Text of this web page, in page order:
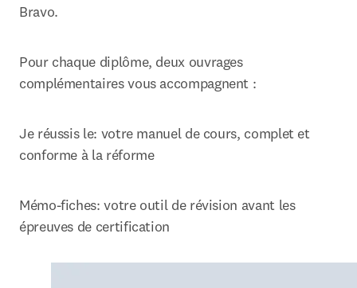
Bravo.
Pour chaque diplôme, deux ouvrages
complémentaires vous accompagnent :
Je réussis le: votre manuel de cours, complet et
conforme à la réforme
Mémo-fiches: votre outil de révision avant les
épreuves de certification